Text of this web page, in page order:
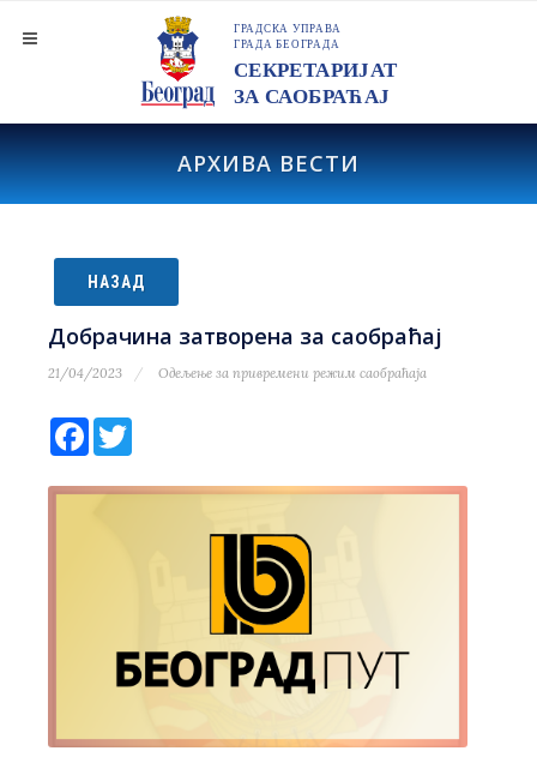
АРХИВА ВЕСТИ
НАЗАД
Добрачина затворена за саобраћај
21/04/2023 Одељење за привремени режим саобраћаја
Facebook